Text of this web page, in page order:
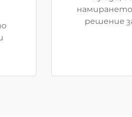
решение